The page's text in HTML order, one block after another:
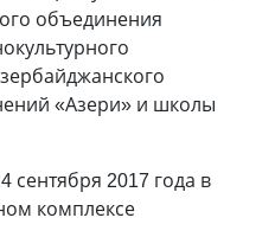
объединения
«Азери» и школы
сентября 2017 года в
комплексе